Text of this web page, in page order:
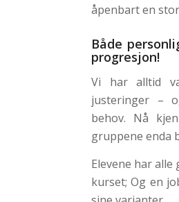
åpenbart en
Både
progresjon!
Vi har alltid
justeringer –
behov. Nå
gruppene enda
Elevene har
kurset; Og en